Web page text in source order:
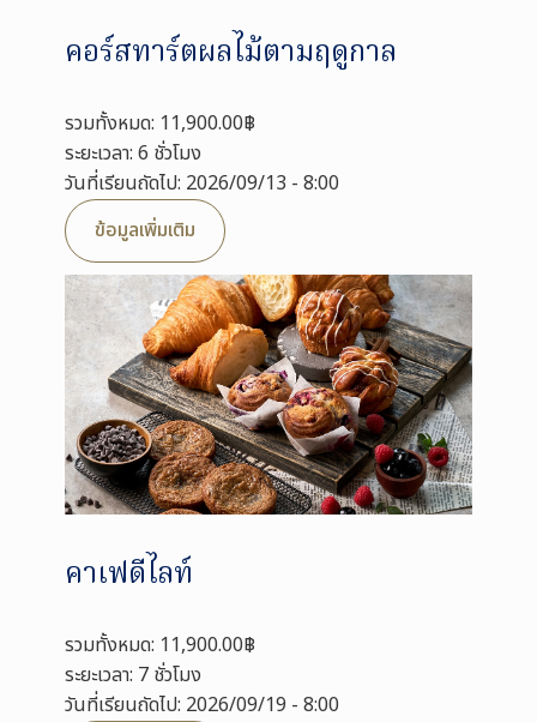
คอร์สทาร์ตผลไม้ตามฤดูกาล
รวมทั้งหมด: 11,900.00฿
ระยะเวลา: 6 ชั่วโมง
วันที่เรียนถัดไป: 2026/09/13 - 8:00
ข้อมูลเพิ่มเติม
คาเฟดีไลท์
รวมทั้งหมด: 11,900.00฿
ระยะเวลา: 7 ชั่วโมง
วันที่เรียนถัดไป: 2026/09/19 - 8:00